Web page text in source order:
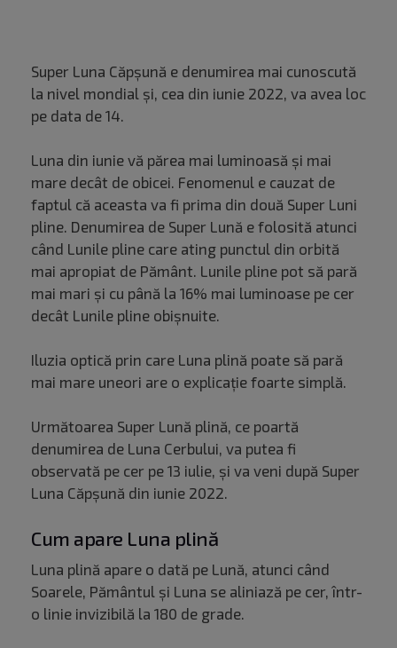
Super Luna Căpșună e denumirea mai cunoscută
la nivel mondial și, cea din iunie 2022, va avea loc
pe data de 14.
Luna din iunie vă părea mai luminoasă și mai
mare decât de obicei. Fenomenul e cauzat de
faptul că aceasta va fi prima din două Super Luni
pline. Denumirea de Super Lună e folosită atunci
când Lunile pline care ating punctul din orbită
mai apropiat de Pământ. Lunile pline pot să pară
mai mari și cu până la 16% mai luminoase pe cer
decât Lunile pline obișnuite.
Iluzia optică prin care Luna plină poate să pară
mai mare uneori are o explicație foarte simplă.
Următoarea Super Lună plină, ce poartă
denumirea de Luna Cerbului, va putea fi
observată pe cer pe 13 iulie, și va veni după Super
Luna Căpșună din iunie 2022.
Cum apare Luna plină
Luna plină apare o dată pe Lună, atunci când
Soarele, Pământul și Luna se aliniază pe cer, într-
o linie invizibilă la 180 de grade.